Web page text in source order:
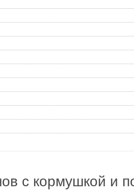
с кормушкой и